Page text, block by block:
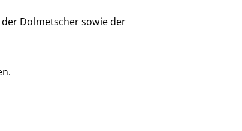
Dolmetscher sowie der